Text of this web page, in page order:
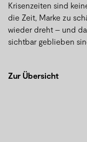
Krisenzeiten sind
die Zeit, Marke zu
wieder dreht – und
sichtbar geblieben
Zur Übersicht